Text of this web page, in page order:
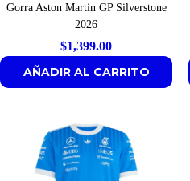
Gorra Aston Martin GP Silverstone
2026
$1,399.00
AÑADIR AL CARRITO